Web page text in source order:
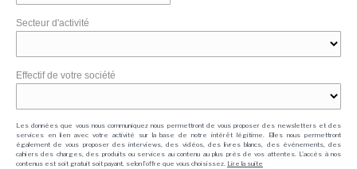
Secteur d'activité
Effectif de votre société
Les données que vous nous communiquez nous permettront de vous proposer des newsletters et des
services en lien avec votre activité sur la base de notre intérêt légitime. Elles nous permettront
également de vous proposer des interviews, des vidéos, des livres blancs, des événements, des
cahiers des charges, des produits ou services au contenu au plus près de vos attentes. L'accès à nos
contenus est soit gratuit soit payant, selon l'offre que vous choisissez. Lire la suite